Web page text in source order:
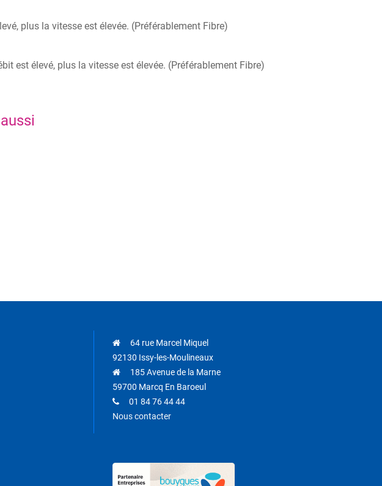
plus la vitesse est élevée. (Préférablement Fibre)
est élevé, plus la vitesse est élevée. (Préférablement Fibre)
64 rue Marcel Miquel
92130 Issy-les-Moulineaux
185 Avenue de la Marne
59700 Marcq En Baroeul
01 84 76 44 44
Nous contacter